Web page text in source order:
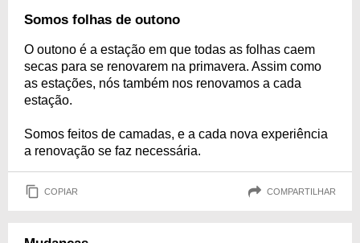
Somos folhas de outono
O outono é a estação em que todas as folhas caem
secas para se renovarem na primavera. Assim como
as estações, nós também nos renovamos a cada
estação.
Somos feitos de camadas, e a cada nova experiência
a renovação se faz necessária.
COPIAR COMPARTILHAR